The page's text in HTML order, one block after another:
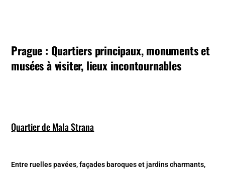
Prague : Quartiers principaux, monuments et
musées à visiter, lieux incontournables
Quartier de Mala Strana
Entre ruelles pavées, façades baroques et jardins charmants,